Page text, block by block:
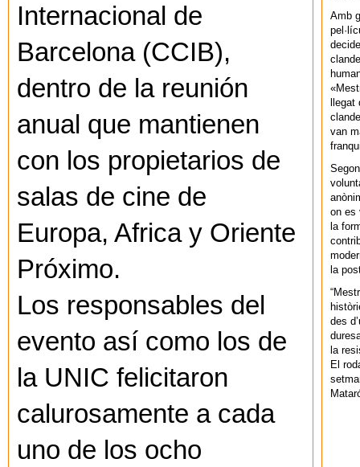
Internacional de
Barcelona (CCIB),
dentro de la reunión
anual que mantienen
con los propietarios de
salas de cine de
Europa, Africa y Oriente
Próximo.
Los responsables del
evento así como los de
la UNIC felicitaron
calurosamente a cada
uno de los ocho
Amb
van
on es
la
la
des
la
El